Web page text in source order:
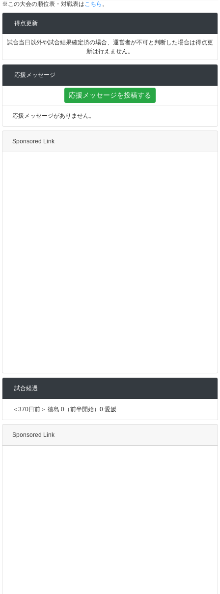
※この大会の順位表・対戦表はこちら 。
得点更新
試合当日以外や試合結果確定済の場合、運営者が不可と判断した場合は得点更
新は行えません。
応援メッセージ
応援メッセージを投稿する
応援メッセージがありません。
Sponsored Link
試合経過
＜370日前＞ 徳島 0（前半開始）0 愛媛
Sponsored Link